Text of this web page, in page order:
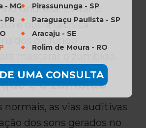
- MG
PR
Pirassununga - SP
Paraguaçu Paulista - SP
Aracaju - SE
Rolim de Moura - RO
UMA CONSULTA
Andresa. Evitar o
é outra técnica
de fundo
mascarar o zumbido.
é o zumbido
normais, as vias auditivas
dos sons gerados no